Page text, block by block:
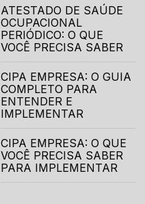
ATESTADO DE SAÚDE
OCUPACIONAL
PERIÓDICO: O QUE
VOCÊ PRECISA SABER
CIPA EMPRESA: O GUIA
COMPLETO PARA
ENTENDER E
IMPLEMENTAR
CIPA EMPRESA: O QUE
VOCÊ PRECISA SABER
PARA IMPLEMENTAR